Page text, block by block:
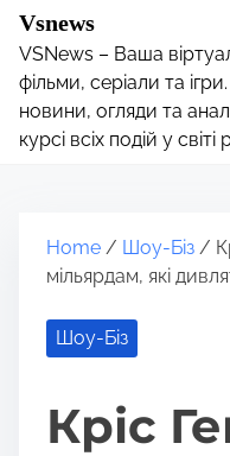
Vsnews
VSNews – Ваша
фільми, серіали та
новини, огляди та
курсі всіх подій у світі
Home/ Шоу-Біз/
мільярдам, які
Шоу-Біз
Кріс